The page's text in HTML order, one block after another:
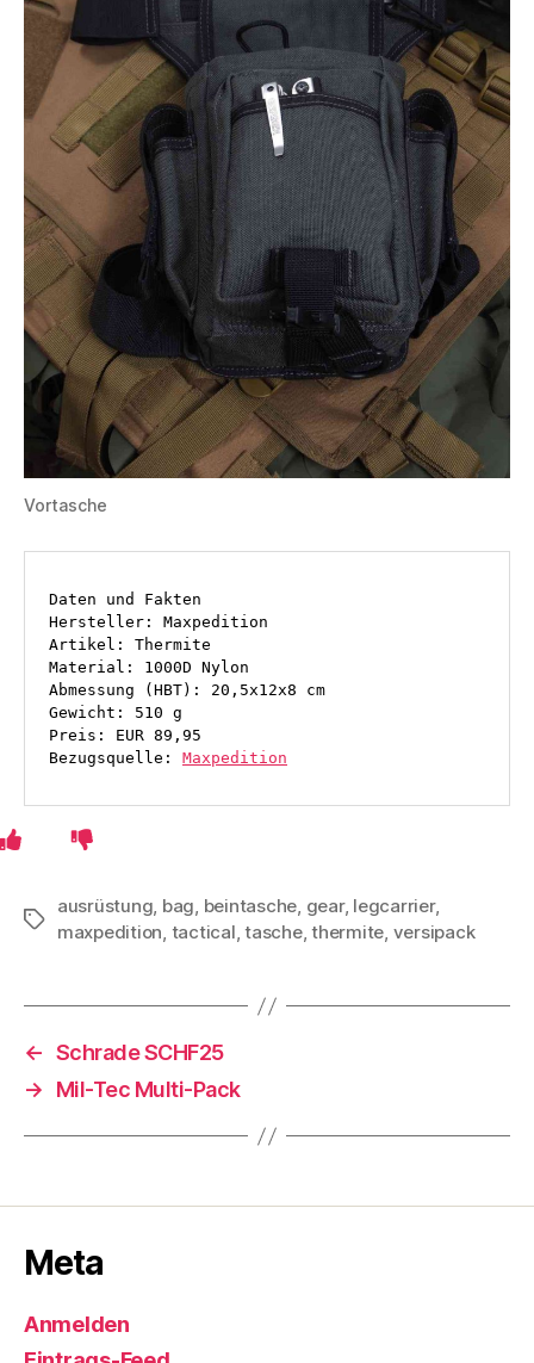
Vortasche
Daten und Fakten
Hersteller: Maxpedition
Artikel: Thermite
Material: 1000D Nylon
Abmessung (HBT): 20,5x12x8 cm
Gewicht: 510 g
Preis: EUR 89,95
Bezugsquelle: Maxpedition
Schlagwörter
ausrüstung, bag, beintasche, gear, legcarrier,
maxpedition, tactical,tasche,thermite, versipack
← Schrade SCHF25
→
Mil-Tec Multi-Pack
Meta
Anmelden